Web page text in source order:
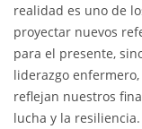
realidad es uno de
proyectar nuevos
para el presente,
liderazgo
reflejan nuestros
lucha y la